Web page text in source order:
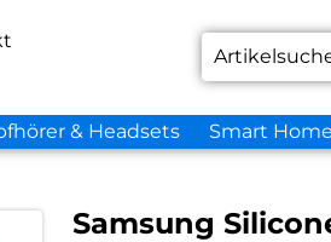
& Headsets Smart
Samsung